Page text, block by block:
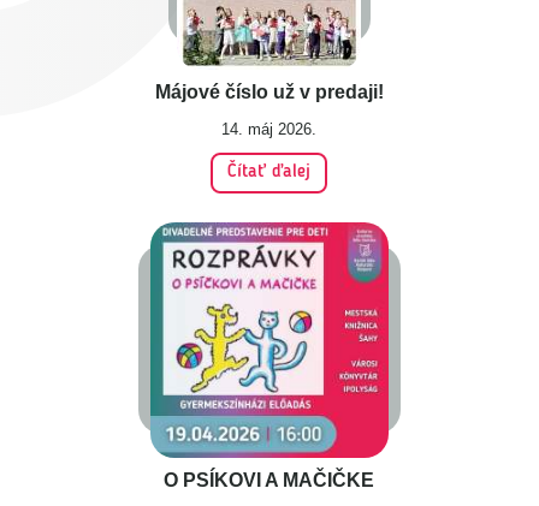
Májové číslo už v predaji!
14. máj 2026.
Čítať ďalej
O PSÍKOVI A MAČIČKE